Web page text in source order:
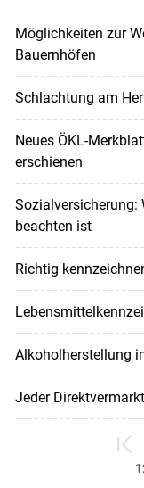
Möglichkeiten zur
Bauernhöfen
Schlachtung am
Neues ÖKL-
erschienen
Sozialversicherung:
beachten ist
Richtig
Alkoholherstellung
Jeder
zum